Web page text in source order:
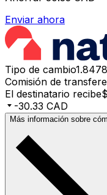
Enviar ahora
Tipo de cambio
Comisión de
El destinatario recibe
-30.33 CAD
Más información sobre